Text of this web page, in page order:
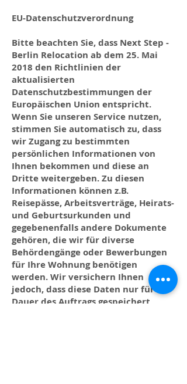
EU-Datenschutzverordnung
Bitte beachten Sie, dass Next Step -
Berlin Relocation ab dem 25. Mai
2018 den Richtlinien der
aktualisierten
Datenschutzbestimmungen der
Europäischen Union entspricht.
Wenn Sie unseren Service nutzen,
stimmen Sie automatisch zu, dass
wir Zugang zu bestimmten
persönlichen Informationen von
Ihnen bekommen und diese an
Dritte weitergeben. Zu diesen
Informationen können z.B.
Reisepässe, Arbeitsverträge, Heirats-
und Geburtsurkunden und
gegebenenfalls andere Dokumente
gehören, die wir für diverse
Behördengänge oder Bewerbungen
für Ihre Wohnung benötigen
werden. Wir versichern Ihnen
jedoch, dass diese Daten nur für die
Dauer des Auftrags gespeichert